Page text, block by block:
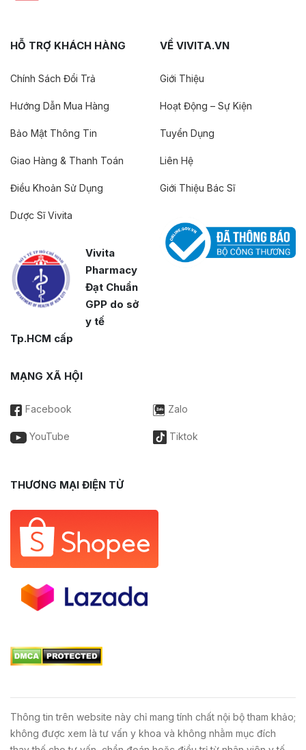
HỖ TRỢ KHÁCH HÀNG
Chính Sách Đổi Trả
Hướng Dẫn Mua Hàng
Bảo Mật Thông Tin
Giao Hàng & Thanh Toán
Điều Khoản Sử Dụng
Dược Sĩ Vivita
Vivita
Pharmacy
Đạt Chuẩn
GPP do sở
y tế
Tp.HCM cấp
VỀ VIVITA.VN
Giới Thiệu
Hoạt Động – Sự Kiện
Tuyển Dụng
Liên Hệ
Giới Thiệu Bác Sĩ
MẠNG XÃ HỘI
Facebook Zalo
YouTube Tiktok
THƯƠNG MẠI ĐIỆN TỬ
Thông tin trên website này chỉ mang tính chất nội bộ tham khảo;
không được xem là tư vấn y khoa và không nhằm mục đích